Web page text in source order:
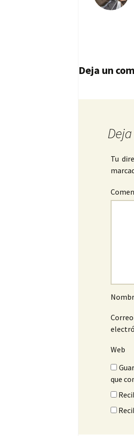
Deja un
Tu
Correo
Web
que